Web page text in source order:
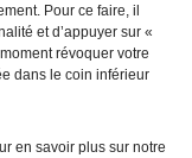
Pour ce faire, il
et d’appuyer sur «
révoquer votre
dans le coin inférieur
en savoir plus sur notre
avec